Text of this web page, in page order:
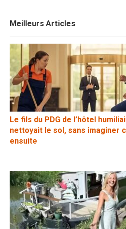
Meilleurs Articles
Le fils du PDG de l’hôtel
nettoyait le sol, sans imaginer
ensuite